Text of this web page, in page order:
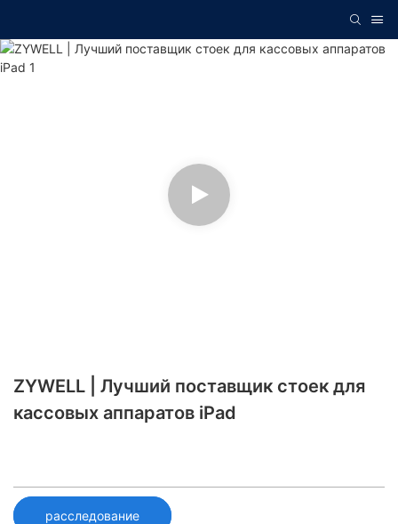
ZYWELL | Лучший поставщик стоек для
кассовых аппаратов iPad
расследование